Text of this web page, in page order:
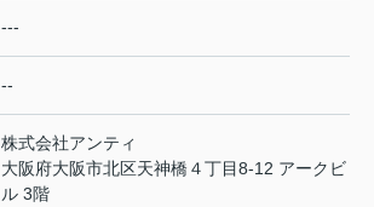
---
--
株式会社アンティ
大阪府大阪市北区天神橋４丁目8-12 アークビ
ル 3階